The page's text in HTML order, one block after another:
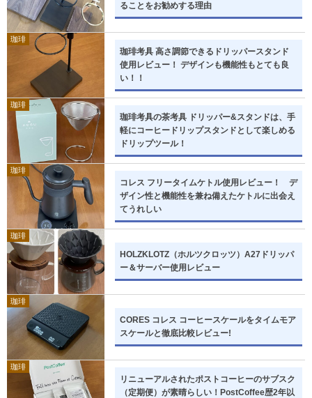
ることをお勧めする理由
珈琲
珈琲考具 高さ調節できるドリッパースタンド
使用レビュー！ デザインも機能性もとても良
い！！
珈琲
珈琲考具の茶考具 ドリッパー&スタンドは、手
軽にコーヒードリップスタンドとして楽しめる
ドリップツール！
珈琲
コレス フリータイムケトル使用レビュー！ デ
ザイン性と機能性を兼ね備えたケトルに出会え
てうれしい
珈琲
HOLZKLOTZ（ホルツクロッツ）A27ドリッパ
ー＆サーバー使用レビュー
珈琲
CORES コレス コーヒースケールをタイムモア
スケールと徹底比較レビュー!
珈琲
リニューアルされたポストコーヒーのサブスク
（定期便）が素晴らしい！PostCoffee歴2年以